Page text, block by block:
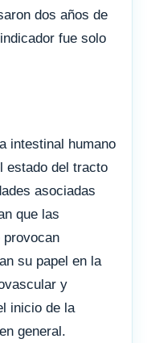
dos años de
fue solo
intestinal humano
estado del tracto
asociadas
que las
provocan
su papel en la
y
inicio de la
general.